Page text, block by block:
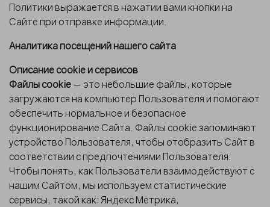
Политики выражается в нажатии вами кнопки на
Сайте при отправке информации.
Аналитика посещений нашего сайта
Описание cookie и сервисов
Файлы cookie — это небольшие файлы, которые
загружаются на компьютер Пользователя и помогают
обеспечить нормальное и безопасное
функционирование Сайта. Файлы cookie запоминают
устройство Пользователя, чтобы отобразить Сайт в
соответствии с предпочтениями Пользователя.
Чтобы понять, как Пользователи взаимодействуют с
нашим Сайтом, мы используем статистические
сервисы, такой как: Яндекс Метрика,